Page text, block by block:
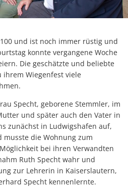
und ist noch immer rüstig und
konnte vergangene Woche
Die geschätzte und beliebte
Wiegenfest viele
Specht, geborene Stemmler, im
und später auch den Vater in
zunächst in Ludwigshafen auf,
musste die Wohnung zum
bei ihren Verwandten
Ruth Specht wahr und
zur Lehrerin in Kaiserslautern,
Specht kennenlernte.